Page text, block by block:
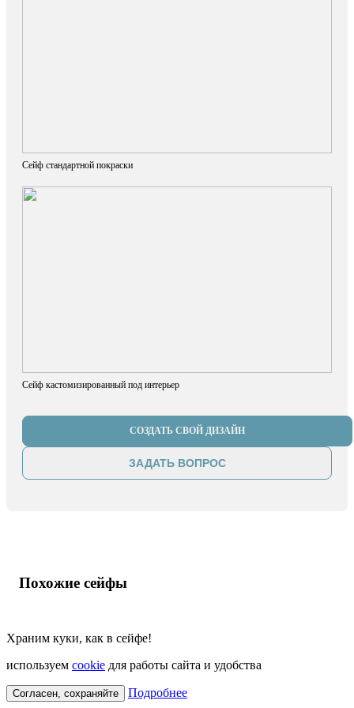
Сейф стандартной покраски
Сейф кастомизированный под интерьер
СОЗДАТЬ СВОЙ ДИЗАЙН
ЗАДАТЬ ВОПРОС
Похожие сейфы
Храним куки, как в сейфе!
используем cookie для работы сайта и удобства
Согласен, сохраняйте Подробнее